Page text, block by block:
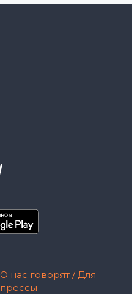
О нас говорят / Для
прессы